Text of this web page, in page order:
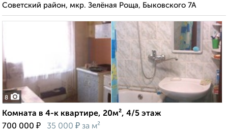
Советский район, мкр. Зелёная Роща, Быковского 7А
8
Комната в 4-к квартире, 20м², 4/5 этаж
700 000 ₽ 35 000 ₽ за м²